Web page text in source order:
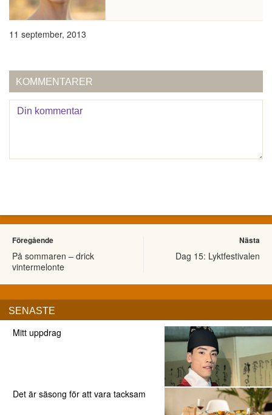
11 september, 2013
KOMMENTARER
Föregående
På sommaren – drick
vintermelonte
Nästa
Dag 15: Lyktfestivalen
SENASTE
Mitt uppdrag
Det är säsong för att vara tacksam